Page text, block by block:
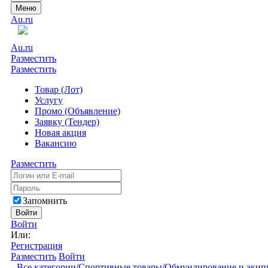
Меню
Au.ru
Au.ru
Разместить
Разместить
Товар (Лот)
Услугу
Промо (Объявление)
Заявку (Тендер)
Новая акция
Вакансию
Разместить
Запомнить
Войти
Войти
Или:
Регистрация
Разместить Войти